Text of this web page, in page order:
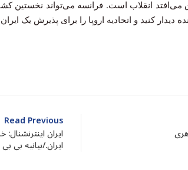
می‌افتد انقلاب است. فرانسه می‌تواند نخستین
کنید و اتحادیه اروپا را برای پذیرش یک
Read Previous
ایران
ایران./بیانیه بی